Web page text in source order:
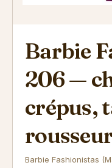
Barbie
206 —
crépus,
Barbie Fashionistas